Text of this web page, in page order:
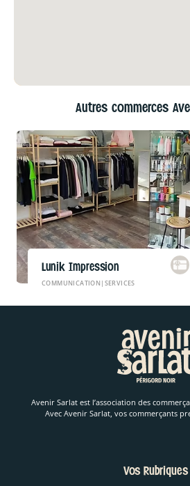
Autres commerces
Lunik Impression
COMMUNICATION | SERVICES
Avenir Sarlat est l’association des
Avec Avenir Sarlat, vos commerçants
Vos Rubriques